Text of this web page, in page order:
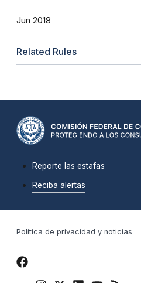
Jun 2018
Related Rules
Reporte las estafas
Reciba alertas
Política de privacidad y noticias